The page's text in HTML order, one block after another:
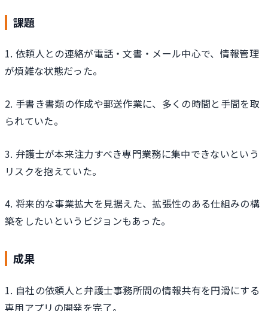
課題
1. 依頼人との連絡が電話・文書・メール中心で、情報管理
が煩雑な状態だった。
2. 手書き書類の作成や郵送作業に、多くの時間と手間を取
られていた。
3. 弁護士が本来注力すべき専門業務に集中できないという
リスクを抱えていた。
4. 将来的な事業拡大を見据えた、拡張性のある仕組みの構
築をしたいというビジョンもあった。
成果
1. 自社の依頼人と弁護士事務所間の情報共有を円滑にする
専用アプリの開発を完了。